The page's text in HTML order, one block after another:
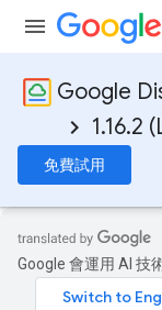
Google
1.16.2
免費試用
Google 會運用 AI 技